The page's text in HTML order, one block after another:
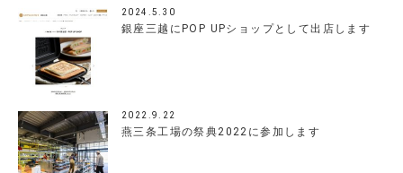
2024.5.30
銀座三越にPOP UPショップとして出店します
2022.9.22
燕三条工場の祭典2022に参加します